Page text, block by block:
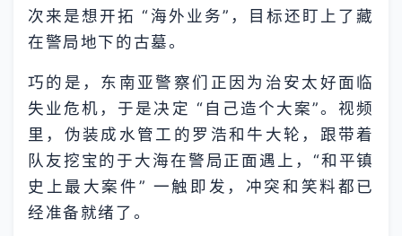
次来是想开拓 “海外业务”，目标还盯上了藏
在警局地下的古墓。
巧的是，东南亚警察们正因为治安太好面临
失业危机，于是决定 “自己造个大案”。视频
里，伪装成水管工的罗浩和牛大轮，跟带着
队友挖宝的于大海在警局正面遇上，“和平镇
史上最大案件” 一触即发，冲突和笑料都已
经准备就绪了。